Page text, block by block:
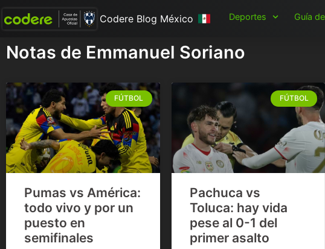
Codere Blog México Deportes Guía
Notas de Emmanuel Soriano
FÚTBOL
Pumas vs América:
todo vivo y por un
puesto en
semifinales
FÚTBOL
Pachuca vs
Toluca: hay vida
pese al 0-1 del
primer asalto